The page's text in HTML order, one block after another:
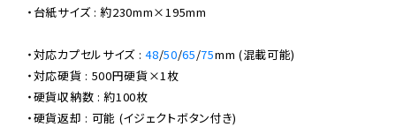
・台紙サイズ : 約230mm×195mm
・対応カプセルサイズ : 48/50/65/75mm (混載可能)
・対応硬貨 : 500円硬貨×1枚
・硬貨収納数 : 約100枚
・硬貨返却 : 可能 (イジェクトボタン付き)